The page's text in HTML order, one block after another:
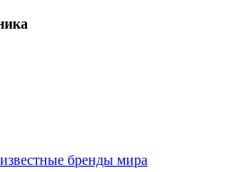
бренды мира